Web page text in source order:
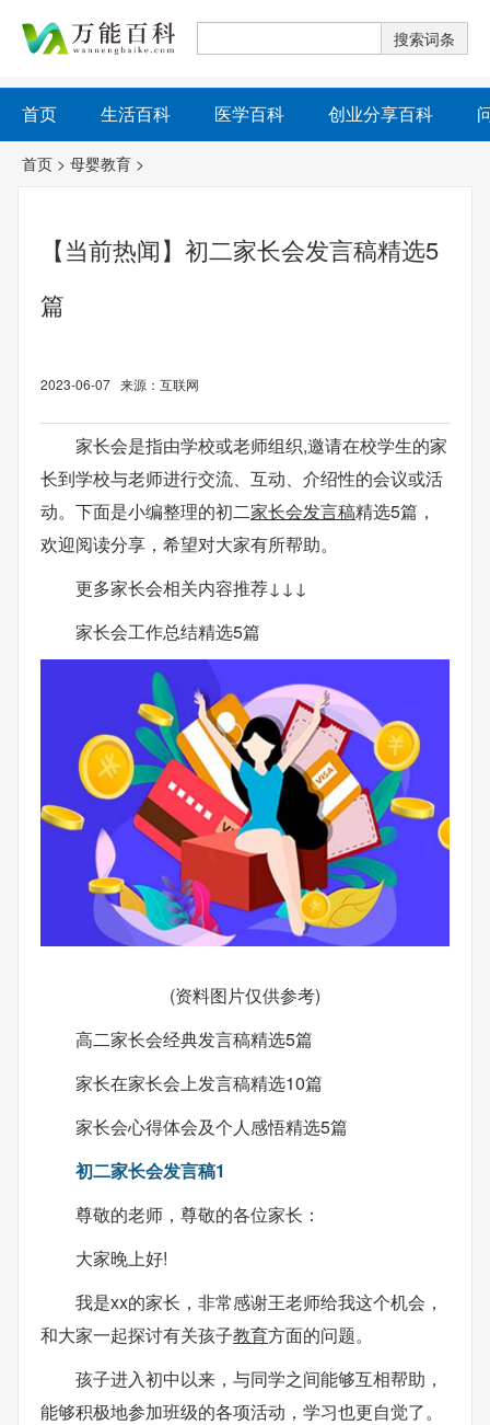
首页 生活百科 医学百科 创业分享百科
首页 > 母婴教育 >
【当前热闻】初二家长会发言稿精选5
篇
2023-06-07 来源：互联网
家长会是指由学校或老师组织,邀请在校学生的家
长到学校与老师进行交流、互动、介绍性的会议或活
动。下面是小编整理的初二家长会发言稿精选5篇，
欢迎阅读分享，希望对大家有所帮助。
更多家长会相关内容推荐↓↓↓
家长会工作总结精选5篇
(资料图片仅供参考)
高二家长会经典发言稿精选5篇
家长在家长会上发言稿精选10篇
家长会心得体会及个人感悟精选5篇
初二家长会发言稿1
尊敬的老师，尊敬的各位家长：
大家晚上好!
我是xx的家长，非常感谢王老师给我这个机会，
和大家一起探讨有关孩子教育方面的问题。
孩子进入初中以来，与同学之间能够互相帮助，
能够积极地参加班级的各项活动，学习也更自觉了。